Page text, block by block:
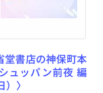
堂書店の神保町本
ュッパン前夜 編
〉